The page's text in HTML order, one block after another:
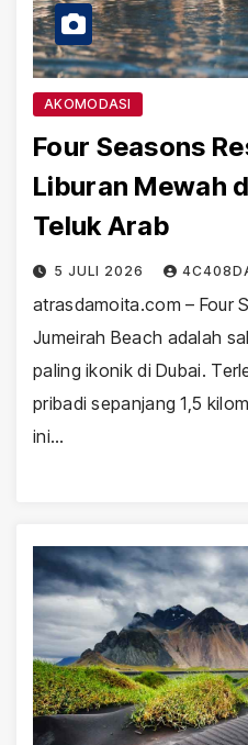
AKOMODASI
Four Seasons
Liburan Mewah
Teluk Arab
5 JULI 2026
atrasdamoita.com – Four
Jumeirah Beach adalah
paling ikonik di Dubai.
pribadi sepanjang 1,5
ini…